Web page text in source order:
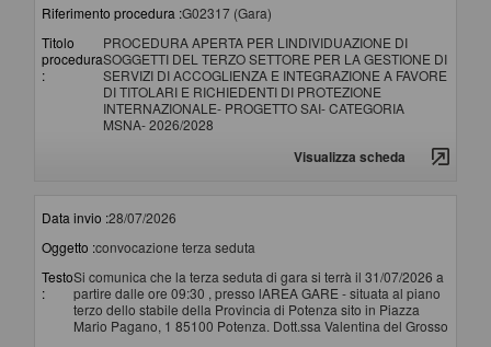
Riferimento procedura :G02317 (Gara)
Titolo
procedura
:
PROCEDURA APERTA PER LINDIVIDUAZIONE DI
SOGGETTI DEL TERZO SETTORE PER LA GESTIONE DI
SERVIZI DI ACCOGLIENZA E INTEGRAZIONE A FAVORE
DI TITOLARI E RICHIEDENTI DI PROTEZIONE
INTERNAZIONALE- PROGETTO SAI- CATEGORIA
MSNA- 2026/2028
Visualizza scheda
Data invio :28/07/2026
Oggetto :convocazione terza seduta
Testo
:
Si comunica che la terza seduta di gara si terrà il 31/07/2026 a
partire dalle ore 09:30 , presso lAREA GARE - situata al piano
terzo dello stabile della Provincia di Potenza sito in Piazza
Mario Pagano, 1 85100 Potenza. Dott.ssa Valentina del Grosso